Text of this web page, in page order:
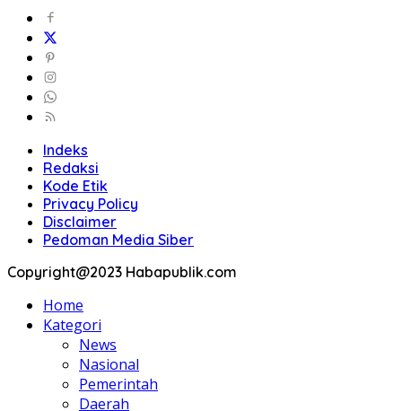
Indeks
Redaksi
Kode Etik
Privacy Policy
Disclaimer
Pedoman Media Siber
Copyright@2023 Habapublik.com
Home
Kategori
News
Nasional
Pemerintah
Daerah